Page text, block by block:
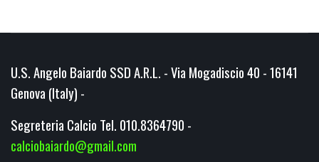
U.S. Angelo Baiardo SSD A.R.L. - Via Mogadiscio 40 - 16141
Genova (Italy) -
Segreteria Calcio Tel. 010.8364790 -
calciobaiardo@gmail.com